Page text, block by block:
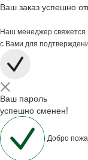
Ваш заказ успешно
Наш менеджер свяжется
с Вами для
Ваш пароль
успешно сменен!
Добро